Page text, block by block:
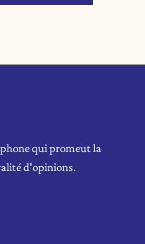
qui promeut la
d'opinions.